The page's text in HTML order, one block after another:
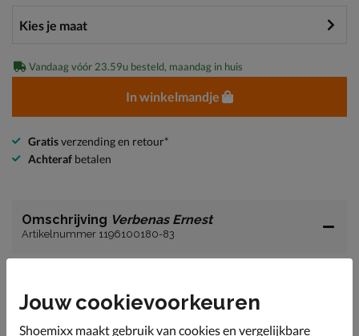
Vandaag vóór 23.59u besteld, maandag in huis
In winkelmandje
Gratisverzending en retour*
Achteraf betalen
Omschrijving Verbenas Ernest
Artikelnummer 1196100180-83
Aan het einde van de dag verwen je je voeten met deze
Jouw cookievoorkeuren
Shoemixx maakt gebruik van cookies en vergelijkbare